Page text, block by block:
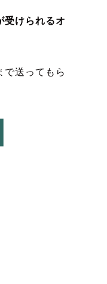
受けられるオ
で送ってもら